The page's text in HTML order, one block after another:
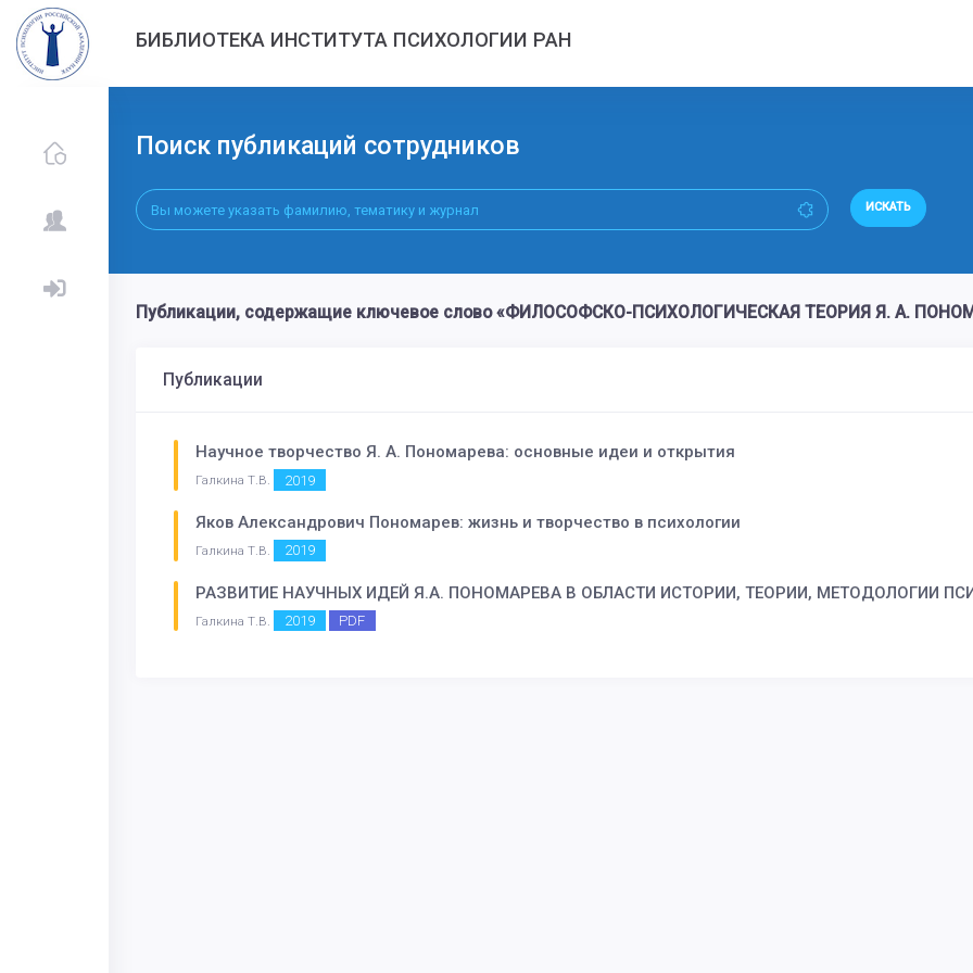
БИБЛИОТЕКА ИНСТИТУТА ПСИХОЛОГИИ РАН
Поиск публикаций сотрудников
ИСКАТЬ
Публикации, содержащие ключевое слово «ФИЛОСОФСКО-ПСИХОЛОГИЧЕСКАЯ ТЕОРИЯ Я. А.
Публикации
Научное творчество Я. А. Пономарева: основные идеи и открытия
Галкина Т.В. 2019
Яков Александрович Пономарев: жизнь и творчество в психологии
Галкина Т.В. 2019
РАЗВИТИЕ НАУЧНЫХ ИДЕЙ Я.А. ПОНОМАРЕВА В ОБЛАСТИ ИСТОРИИ, ТЕОРИИ, МЕТОДОЛОГИИ
Галкина Т.В. 2019 PDF